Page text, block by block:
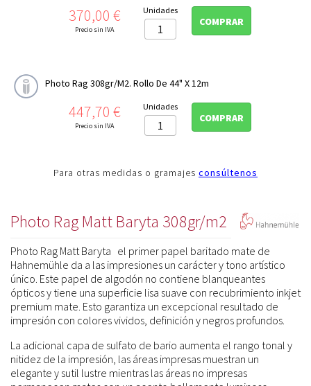
Precio
370,00 €
Precio sin IVA
Unidades
COMPRAR
Photo Rag 308gr/m2. Rollo De 44" X 12m
Precio
447,70 €
Precio sin IVA
Unidades
COMPRAR
Para otras medidas o gramajes consúltenos
Photo Rag Matt Baryta 308gr/m2
Photo Rag Matt Baryta el primer papel baritado mate de
Hahnemühle da a las impresiones un carácter y tono artístico
único. Este papel de algodón no contiene blanqueantes
ópticos y tiene una superficie lisa suave con recubrimiento inkjet
premium mate. Esto garantiza un excepcional resultado de
impresión con colores vividos, definición y negros profundos.
La adicional capa de sulfato de bario aumenta el rango tonal y
nitidez de la impresión, las áreas impresas muestran un
elegante y sutil lustre mientras las áreas no impresas